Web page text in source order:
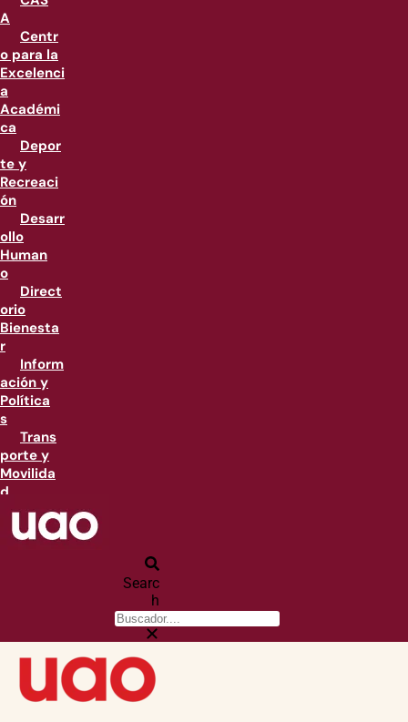
A
Centr
o para la
Excelenci
a
Académi
ca
Depor
te y
Recreaci
ón
Desarr
ollo
Human
o
Direct
orio
Bienesta
r
Inform
ación y
Política
s
Trans
porte y
Movilida
d
Searc
h